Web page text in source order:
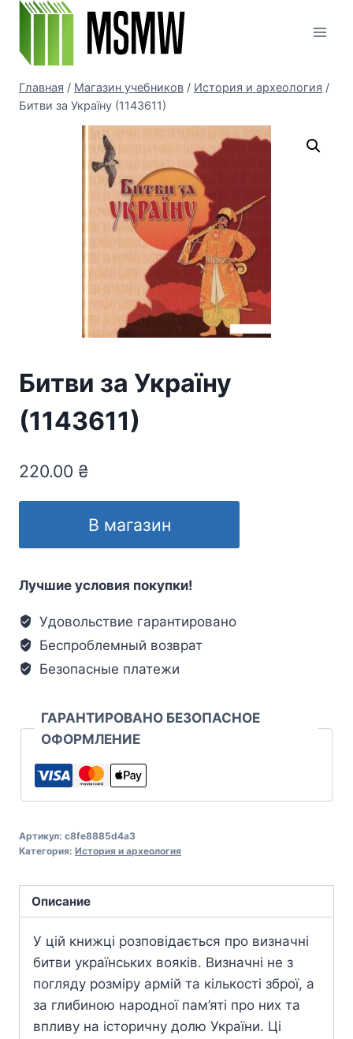
Перейти
содержимому
Главная / Магазин учебников / История и археология /
Битви за Україну (1143611)
Битви за Україну
(1143611)
220.00 ₴
В магазин
Лучшие условия покупки!
Удовольствие гарантировано
Беспроблемный возврат
Безопасные платежи
ГАРАНТИРОВАНО БЕЗОПАСНОЕ
ОФОРМЛЕНИЕ
Артикул: c8fe8885d4a3
Категория: История и археология
Описание
У цій книжці розповідається про визначні
битви українських вояків. Визначні не з
погляду розміру армій та кількості зброї, а
за глибиною народної пам’яті про них та
впливу на історичну долю України. Ці